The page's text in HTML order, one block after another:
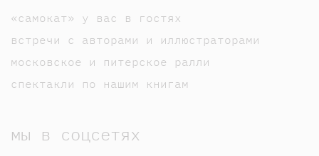
«самокат» у вас в гостях
встречи с авторами и иллюстраторами
московское и питерское ралли
спектакли по нашим книгам
мы в соцсетях